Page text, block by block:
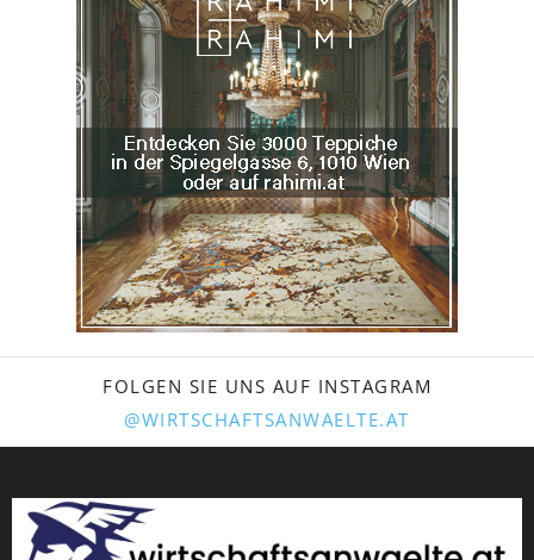
FOLGEN SIE UNS AUF INSTAGRAM
@WIRTSCHAFTSANWAELTE.AT